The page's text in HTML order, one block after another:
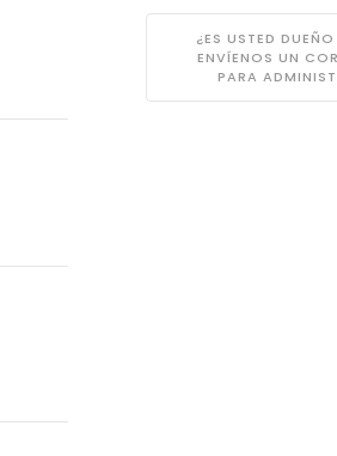
¿ES USTED
ENVÍENOS UN
PARA